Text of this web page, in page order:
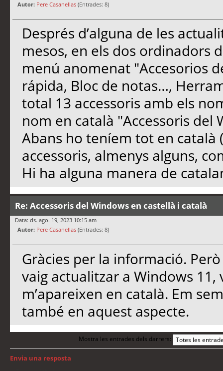
Autor: Pere Casanellas (Entrades: 8)
Després d’alguna de les
mesos, en els dos ordinadors
menú anomenat "Accesorios
rápida, Bloc de notas…,
total 13 accessoris amb els
nom en català "Accessoris del
Abans ho teníem tot en
accessoris, almenys alguns,
Hi ha alguna manera de
Re: Accessoris del Windows en castellà i català
Data: ds. ago. 19, 2023 10:15 am
Autor: Pere Casanellas (Entrades: 8)
Gràcies per la informació.
vaig actualitzar a Windows 11,
m’apareixen en català. Em
també en aquest aspecte.
Mostra les entrades dels darrers:
Envia una resposta